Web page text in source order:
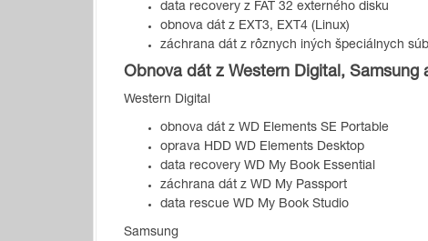
data recovery z FAT 32 externého disku
obnova dát z EXT3, EXT4 (Linux)
záchrana dát z rôznych iných špeciálnych
Obnova dát z Western Digital, Samsung
Western Digital
obnova dát z WD Elements SE Portable
oprava HDD WD Elements Desktop
data recovery WD My Book Essential
záchrana dát z WD My Passport
data rescue WD My Book Studio
Samsung